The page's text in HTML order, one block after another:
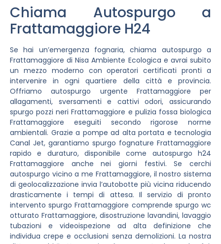
Chiama Autospurgo a
Frattamaggiore H24
Se hai un’emergenza fognaria, chiama autospurgo a
Frattamaggiore di Nisa Ambiente Ecologica e avrai subito
un mezzo moderno con operatori certificati pronti a
intervenire in ogni quartiere della città e provincia.
Offriamo autospurgo urgente Frattamaggiore per
allagamenti, sversamenti e cattivi odori, assicurando
spurgo pozzi neri Frattamaggiore e pulizia fossa biologica
Frattamaggiore eseguiti secondo rigorose norme
ambientali. Grazie a pompe ad alta portata e tecnologia
Canal Jet, garantiamo spurgo fognature Frattamaggiore
rapido e duraturo, disponibile come autospurgo h24
Frattamaggiore anche nei giorni festivi. Se cerchi
autospurgo vicino a me Frattamaggiore, il nostro sistema
di geolocalizzazione invia l’autobotte più vicina riducendo
drasticamente i tempi di attesa. Il servizio di pronto
intervento spurgo Frattamaggiore comprende spurgo wc
otturato Frattamaggiore, disostruzione lavandini, lavaggio
tubazioni e videoispezione ad alta definizione che
individua crepe e occlusioni senza demolizioni. La nostra